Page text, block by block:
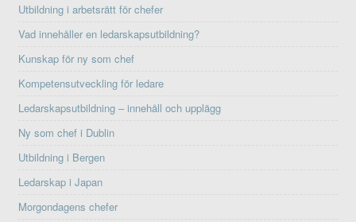
Utbildning i arbetsrätt för chefer
Vad innehåller en ledarskapsutbildning?
Kunskap för ny som chef
Kompetensutveckling för ledare
Ledarskapsutbildning – innehåll och upplägg
Ny som chef i Dublin
Utbildning i Bergen
Ledarskap i Japan
Morgondagens chefer